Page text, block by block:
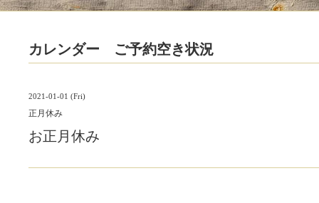
カレンダー ご予約空き状況
2021-01-01 (Fri)
正月休み
お正月休み